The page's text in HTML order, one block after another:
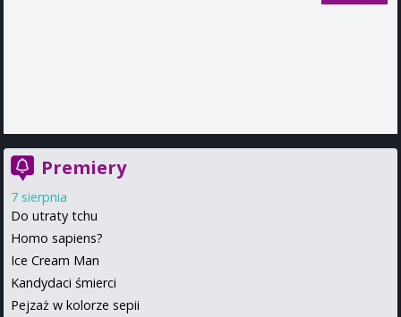
Premiery
7 sierpnia
Do utraty tchu
Homo sapiens?
Ice Cream Man
Kandydaci śmierci
Pejzaż w kolorze sepii